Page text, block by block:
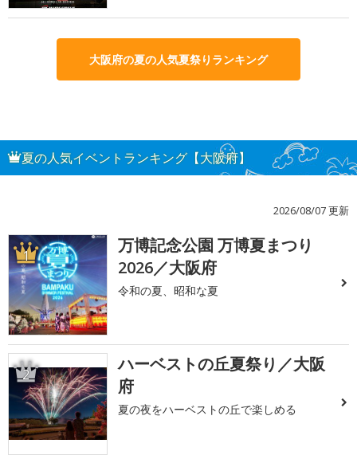
大阪府の夏の人気夏祭りランキング
夏の人気イベントランキング【大阪府】
2026/08/07 更新
1
万博記念公園 万博夏まつり
2026／大阪府
令和の夏、昭和な夏
2
ハーベストの丘夏祭り／大阪
府
夏の夜をハーベストの丘で楽しめる